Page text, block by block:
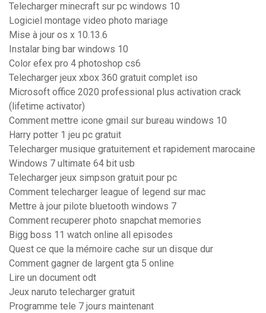
Telecharger minecraft sur pc windows 10
Logiciel montage video photo mariage
Mise à jour os x 10.13.6
Instalar bing bar windows 10
Color efex pro 4 photoshop cs6
Telecharger jeux xbox 360 gratuit complet iso
Microsoft office 2020 professional plus activation crack
(lifetime activator)
Comment mettre icone gmail sur bureau windows 10
Harry potter 1 jeu pc gratuit
Telecharger musique gratuitement et rapidement marocaine
Windows 7 ultimate 64 bit usb
Telecharger jeux simpson gratuit pour pc
Comment telecharger league of legend sur mac
Mettre à jour pilote bluetooth windows 7
Comment recuperer photo snapchat memories
Bigg boss 11 watch online all episodes
Quest ce que la mémoire cache sur un disque dur
Comment gagner de largent gta 5 online
Lire un document odt
Jeux naruto telecharger gratuit
Programme tele 7 jours maintenant